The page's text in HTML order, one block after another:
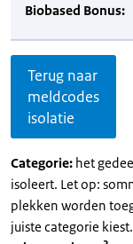
Biobased Bonus:
Terug naar
meldcodes
isolatie
Categorie: het
isoleert. Let op:
plekken worden
juiste categorie kiest.